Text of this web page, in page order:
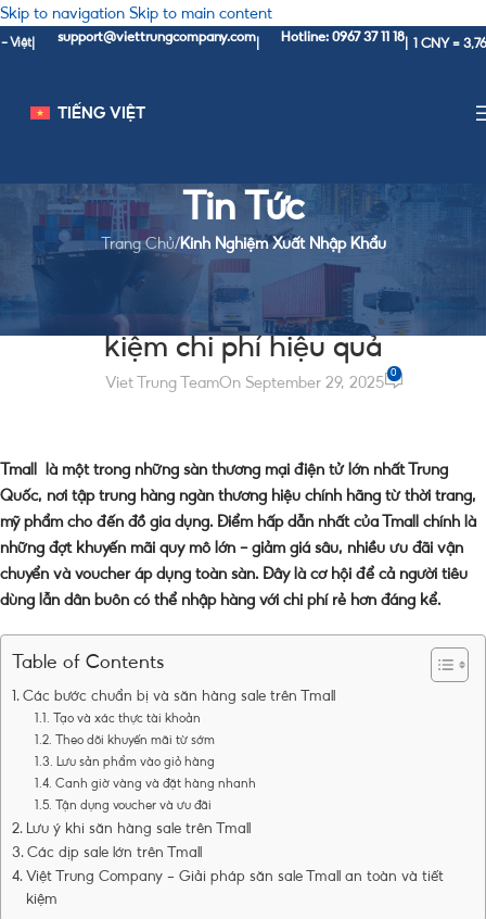
Skip to navigation Skip to main content
| support@viettrungcompany.com| Hotline: 0967 37 11 18| 1 CNY = 3,760
TIẾNG VIỆT
Tin Tức
Trang Chủ/Kinh Nghiệm Xuất Nhập Khẩu
KINH NGHIỆM XUẤT NHẬP KHẨU
Cách săn hàng sale trên Tmall tiết
kiệm chi phí hiệu quả
Viet Trung TeamOn September 29, 2025
0
Tmall là một trong những sàn thương mại điện tử lớn nhất Trung
Quốc, nơi tập trung hàng ngàn thương hiệu chính hãng từ thời trang,
mỹ phẩm cho đến đồ gia dụng. Điểm hấp dẫn nhất của Tmall chính là
những đợt khuyến mãi quy mô lớn – giảm giá sâu, nhiều ưu đãi vận
chuyển và voucher áp dụng toàn sàn. Đây là cơ hội để cả người tiêu
dùng lẫn dân buôn có thể nhập hàng với chi phí rẻ hơn đáng kể.
Table of Contents
Các bước chuẩn bị và săn hàng sale trên Tmall
Tạo và xác thực tài khoản
Theo dõi khuyến mãi từ sớm
Lưu sản phẩm vào giỏ hàng
Canh giờ vàng và đặt hàng nhanh
Tận dụng voucher và ưu đãi
Lưu ý khi săn hàng sale trên Tmall
Các dịp sale lớn trên Tmall
Việt Trung Company – Giải pháp săn sale Tmall an toàn và tiết
kiệm